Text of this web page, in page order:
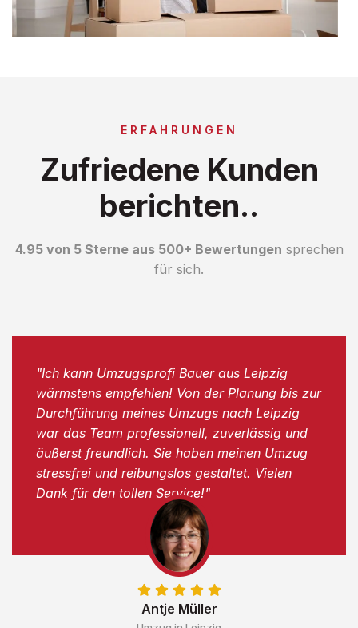
ERFAHRUNGEN
Zufriedene Kunden
berichten..
4.95 von 5 Sterne aus 500+ Bewertungen sprechen
für sich.
Antje Müller
"Ich kann Umzugsprofi Bauer aus Leipzig
wärmstens empfehlen! Von der Planung bis zur
Durchführung meines Umzugs nach Leipzig
war das Team professionell, zuverlässig und
äußerst freundlich. Sie haben meinen Umzug
stressfrei und reibungslos gestaltet. Vielen
Dank für den tollen Service!"